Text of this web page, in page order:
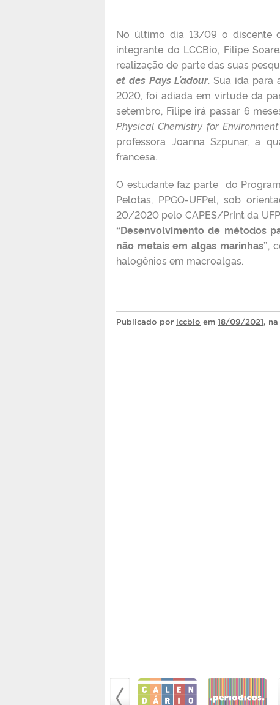
No último dia 13/09 o discente
integrante do LCCBio, Filipe
realização de parte das suas
et des Pays L’adour. Sua ida para
2020, foi adiada em virtude da
setembro, Filipe irá passar 6
Physical Chemistry for
professora Joanna Szpunar, a
francesa.
O estudante faz parte do
Pelotas, PPGQ-UFPel, sob
20/2020 pelo CAPES/PrInt da
“Desenvolvimento de métodos
não metais em algas marinhas”,
halogênios em macroalgas.
Publicado por lccbio em 18/09/2021,